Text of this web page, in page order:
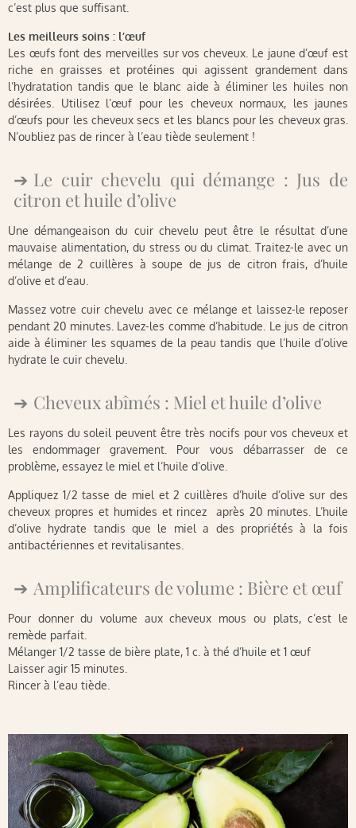
c’est plus que suffisant.
Les meilleurs soins : l’œuf
Les œufs font des merveilles sur vos cheveux. Le jaune d’œuf est
riche en graisses et protéines qui agissent grandement dans
l’hydratation tandis que le blanc aide à éliminer les huiles non
désirées. Utilisez l’œuf pour les cheveux normaux, les jaunes
d’œufs pour les cheveux secs et les blancs pour les cheveux gras.
N’oubliez pas de rincer à l’eau tiède seulement !
Le cuir chevelu qui démange : Jus de
citron et huile d’olive
Une démangeaison du cuir chevelu peut être le résultat d’une
mauvaise alimentation, du stress ou du climat. Traitez-le avec un
mélange de 2 cuillères à soupe de jus de citron frais, d’huile
d’olive et d’eau.
Massez votre cuir chevelu avec ce mélange et laissez-le reposer
pendant 20 minutes. Lavez-les comme d’habitude. Le jus de citron
aide à éliminer les squames de la peau tandis que l’huile d’olive
hydrate le cuir chevelu.
Cheveux abîmés : Miel et huile d’olive
Les rayons du soleil peuvent être très nocifs pour vos cheveux et
les endommager gravement. Pour vous débarrasser de ce
problème, essayez le miel et l’huile d’olive.
Appliquez 1/2 tasse de miel et 2 cuillères d’huile d’olive sur des
cheveux propres et humides et rincez après 20 minutes. L’huile
d’olive hydrate tandis que le miel a des propriétés à la fois
antibactériennes et revitalisantes.
Amplificateurs de volume : Bière et œuf
Pour donner du volume aux cheveux mous ou plats, c’est le
remède parfait.
Mélanger 1/2 tasse de bière plate, 1 c. à thé d’huile et 1 œuf
Laisser agir 15 minutes.
Rincer à l’eau tiède.